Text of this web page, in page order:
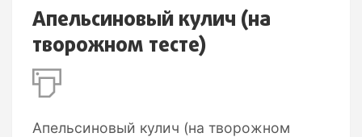
Апельсиновый кулич (на
творожном тесте)
Апельсиновый кулич (на творожном